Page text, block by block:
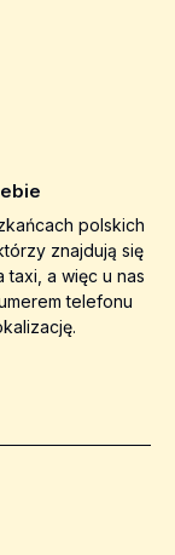
polskich
znajdują się
taxi, a więc u nas
telefonu